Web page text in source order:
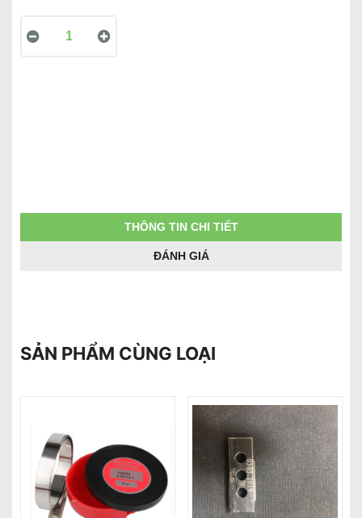
THÔNG TIN CHI TIẾT
ĐÁNH GIÁ
SẢN PHẨM CÙNG LOẠI